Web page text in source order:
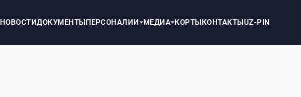
НОВОСТИДОКУМЕНТЫПЕРСОНАЛИИ МЕДИА КОРТЫКОНТАКТЫUZ-PIN